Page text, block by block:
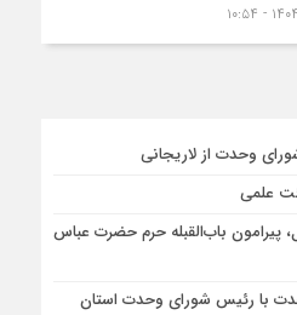
وحدت از لاریجانی
علمی
۳۶ متر طول، پیرامون باب‌القبله حرم حضرت عباس
با رئیس شورای وحدت استان